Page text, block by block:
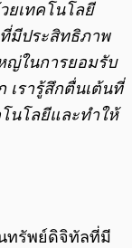
ยเทคโนโลยี
มีประสิทธิภาพ
ญ่ในการยอมรับ
เรารู้สึกตื่นเต้นที่
นโลยีและทำให้
ทรัพย์ดิจิทัลที่มี